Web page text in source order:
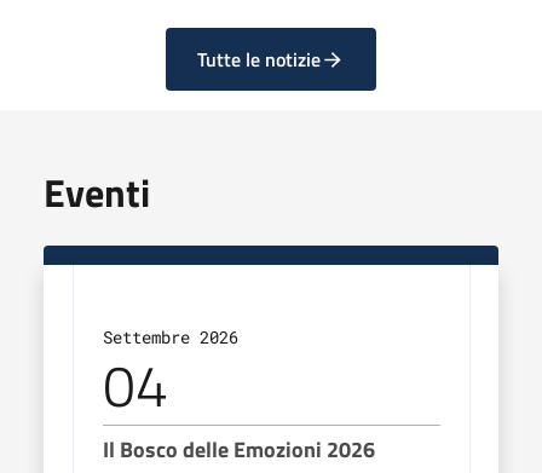
Tutte le notizie
Eventi
Settembre 2026
04
Il Bosco delle Emozioni 2026